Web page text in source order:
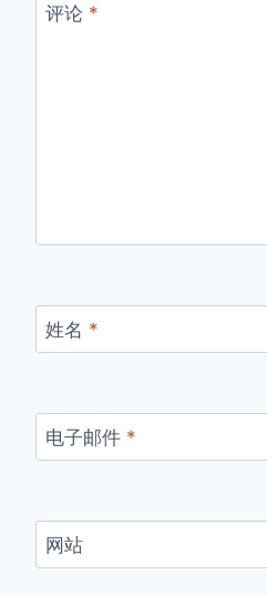
评论 *
姓名 *
电子邮件 *
网站